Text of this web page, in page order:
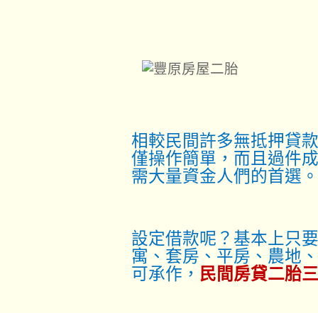
相較民間許多無抵押貸
僅操作簡單，而且過件
需大量資金人們的首選
設定借款呢？基本上只
寓、套房、平房、農地
可承作， 民間房貸二胎